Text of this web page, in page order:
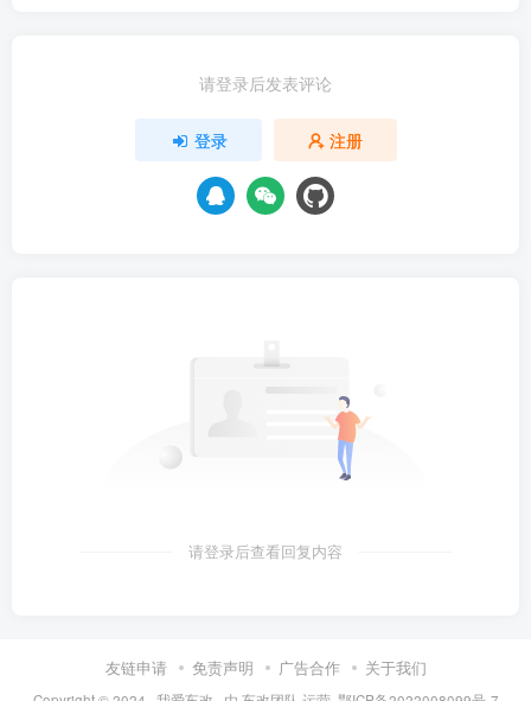
请登录后发表评论
登录 注册
请登录后查看回复内容
友链申请 免责声明 广告合作 关于我们